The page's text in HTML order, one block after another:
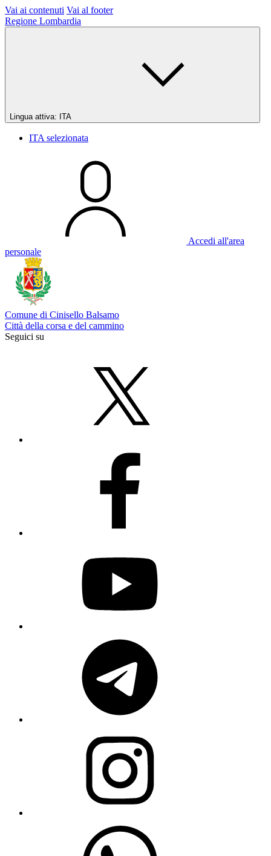
Vai ai contenuti Vai al footer
Regione Lombardia
Lingua attiva: ITA
ITA selezionata
Accedi all'area
personale
Comune di Cinisello Balsamo
Città della corsa e del cammino
Seguici su